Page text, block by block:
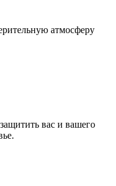
атмосферу
вас и вашего